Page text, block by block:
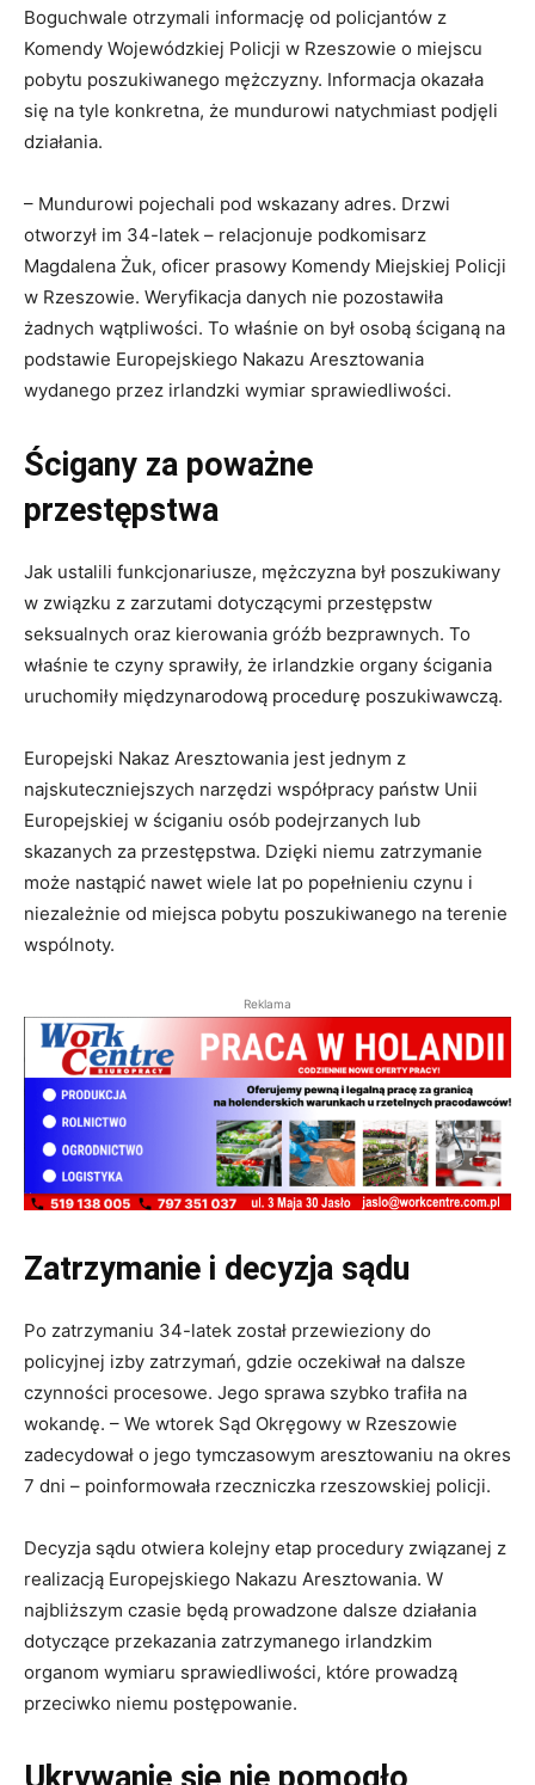
Boguchwale otrzymali informację od policjantów z
Komendy Wojewódzkiej Policji w Rzeszowie o miejscu
pobytu poszukiwanego mężczyzny. Informacja okazała
się na tyle konkretna, że mundurowi natychmiast podjęli
działania.
– Mundurowi pojechali pod wskazany adres. Drzwi
otworzył im 34-latek – relacjonuje podkomisarz
Magdalena Żuk, oficer prasowy Komendy Miejskiej Policji
w Rzeszowie. Weryfikacja danych nie pozostawiła
żadnych wątpliwości. To właśnie on był osobą ściganą na
podstawie Europejskiego Nakazu Aresztowania
wydanego przez irlandzki wymiar sprawiedliwości.
Ścigany za poważne
przestępstwa
Jak ustalili funkcjonariusze, mężczyzna był poszukiwany
w związku z zarzutami dotyczącymi przestępstw
seksualnych oraz kierowania gróźb bezprawnych. To
właśnie te czyny sprawiły, że irlandzkie organy ścigania
uruchomiły międzynarodową procedurę poszukiwawczą.
Europejski Nakaz Aresztowania jest jednym z
najskuteczniejszych narzędzi współpracy państw Unii
Europejskiej w ściganiu osób podejrzanych lub
skazanych za przestępstwa. Dzięki niemu zatrzymanie
może nastąpić nawet wiele lat po popełnieniu czynu i
niezależnie od miejsca pobytu poszukiwanego na terenie
wspólnoty.
Reklama
Zatrzymanie i decyzja sądu
Po zatrzymaniu 34-latek został przewieziony do
policyjnej izby zatrzymań, gdzie oczekiwał na dalsze
czynności procesowe. Jego sprawa szybko trafiła na
wokandę. – We wtorek Sąd Okręgowy w Rzeszowie
zadecydował o jego tymczasowym aresztowaniu na okres
7 dni – poinformowała rzeczniczka rzeszowskiej policji.
Decyzja sądu otwiera kolejny etap procedury związanej z
realizacją Europejskiego Nakazu Aresztowania. W
najbliższym czasie będą prowadzone dalsze działania
dotyczące przekazania zatrzymanego irlandzkim
organom wymiaru sprawiedliwości, które prowadzą
przeciwko niemu postępowanie.